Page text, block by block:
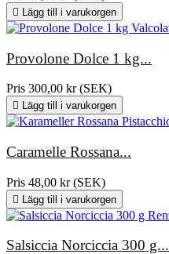
 Lägg till i varukorgen
Provolone Dolce 1 kg...
Pris 300,00 kr (SEK)
 Lägg till i varukorgen
Caramelle Rossana...
Pris 48,00 kr (SEK)
 Lägg till i varukorgen
Salsiccia Norciccia 300 g...